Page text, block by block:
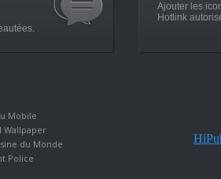
Ajouter les
Hotlink
Mobile
Wallpaper
du Monde
Police